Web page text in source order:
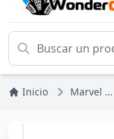
Inicio Marvel DC Comics